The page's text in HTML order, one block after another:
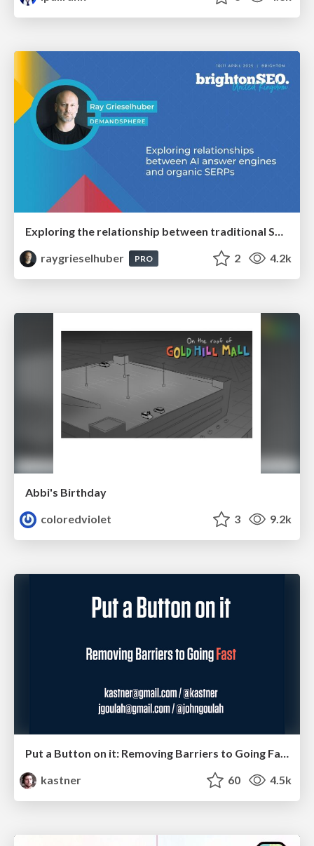
raygrieselhuber
PRO 2 4.2k
Abbi's Birthday
coloredviolet
3 9.2k
Put a Button on it: Removing Barriers to Going Fast.
kastner
60 4.5k